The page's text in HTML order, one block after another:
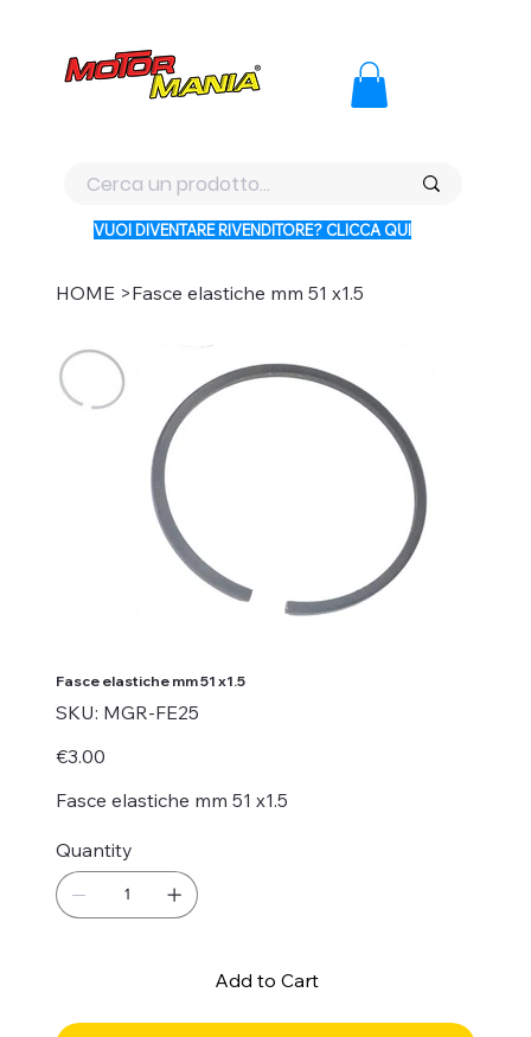
VUOI DIVENTARE RIVENDITORE? CLICCA QUI
HOME >Fasce elastiche mm 51 x1.5
Fasce elastiche mm 51 x1.5
SKU: SKU
MGR-
MGR-FE25
Price
€3.00
Fasce elastiche mm 51 x1.5
Quantity
Add to Cart